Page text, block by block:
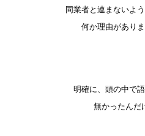
同業者と連まないよ
何か理由があり
明確に、頭の中で
無かったん